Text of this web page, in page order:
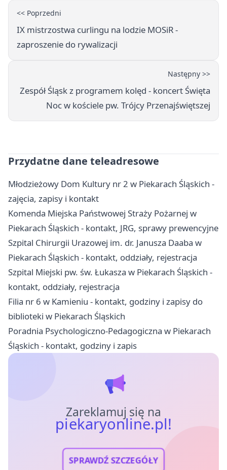
<< Poprzedni
IX mistrzostwa curlingu na lodzie MOSiR -
zaproszenie do rywalizacji
Następny >>
Zespół Śląsk z programem kolęd - koncert Święta
Noc w kościele pw. Trójcy Przenajświętszej
Przydatne dane teleadresowe
Młodzieżowy Dom Kultury nr 2 w Piekarach Śląskich -
zajęcia, zapisy i kontakt
Komenda Miejska Państwowej Straży Pożarnej w
Piekarach Śląskich - kontakt, JRG, sprawy prewencyjne
Szpital Chirurgii Urazowej im. dr. Janusza Daaba w
Piekarach Śląskich - kontakt, oddziały, rejestracja
Szpital Miejski pw. św. Łukasza w Piekarach Śląskich -
kontakt, oddziały, rejestracja
Filia nr 6 w Kamieniu - kontakt, godziny i zapisy do
biblioteki w Piekarach Śląskich
Poradnia Psychologiczno-Pedagogiczna w Piekarach
Śląskich - kontakt, godziny i zapis
Zareklamuj się na
piekaryonline.pl!
SPRAWDŹ SZCZEGÓŁY